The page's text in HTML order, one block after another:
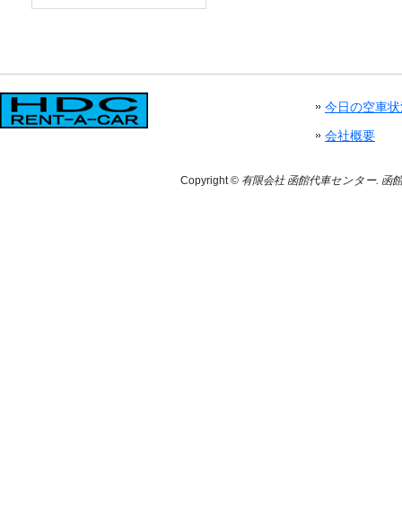
今日の空車
会社概要
Copyright © 有限会社 函館代車センター. 函